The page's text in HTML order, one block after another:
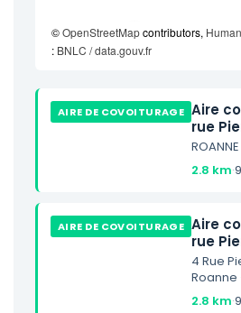
©OpenStreetMapcontributors,
: BNLC / data.gouv.fr
AIRE DE COVOITURAGE Aire
rue
ROANNE
2.8 km·
AIRE DE COVOITURAGE Aire
rue
4 Rue
2.8 km·